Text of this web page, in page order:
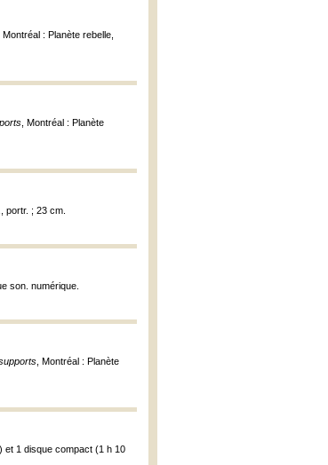
, Montréal : Planète rebelle,
, Montréal : Planète
portr. ; 23 cm.
son. numérique.
, Montréal : Planète
et 1 disque compact (1 h 10